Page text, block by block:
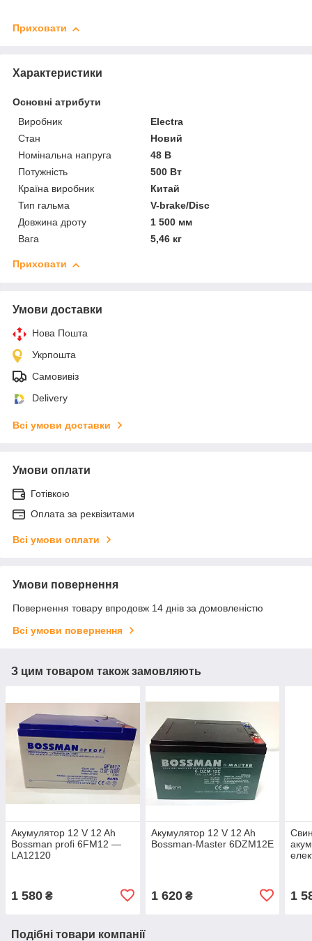
Приховати
Характеристики
Основні атрибути
Виробник
Electra
Стан
Новий
Номінальна напруга
48 В
Потужність
500 Вт
Країна виробник
Китай
Тип гальма
V-brake/Disc
Довжина дроту
1 500 мм
Вага
5,46 кг
Приховати
Умови доставки
Нова Пошта
Укрпошта
Самовивіз
Delivery
Всі умови доставки
Умови оплати
Готівкою
Оплата за реквізитами
Всі умови оплати
Умови повернення
Повернення товару впродовж 14 днів за домовленістю
Всі умови повернення
З цим товаром також замовляють
Акумулятор 12 V 12 Ah
Bossman profi 6FM12 —
LA12120
1 580 ₴
Акумулятор 12 V 12 Ah
Bossman-Master 6DZM12E
1 620₴ 1
Подібні товари компанії